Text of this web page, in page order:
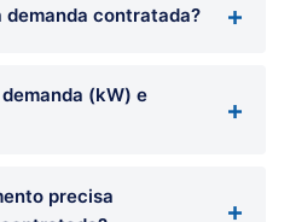
demanda contratada?
(kW) e
precisa